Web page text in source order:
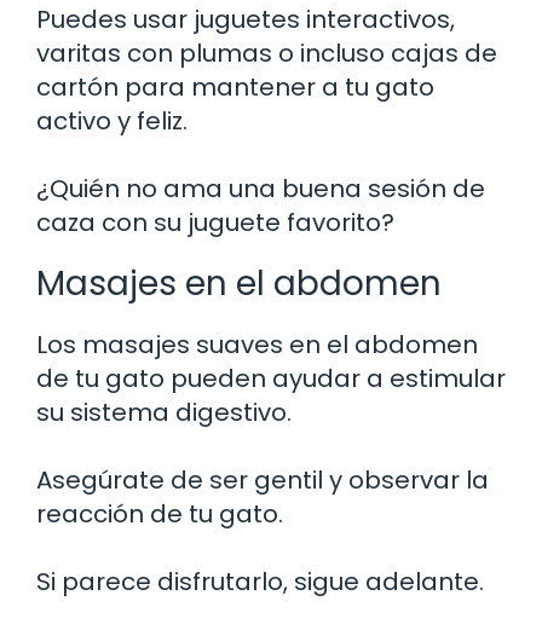
Puedes usar juguetes interactivos,
varitas con plumas o incluso cajas de
cartón para mantener a tu gato
activo y feliz.
¿Quién no ama una buena sesión de
caza con su juguete favorito?
Masajes en el abdomen
Los masajes suaves en el abdomen
de tu gato pueden ayudar a estimular
su sistema digestivo.
Asegúrate de ser gentil y observar la
reacción de tu gato.
Si parece disfrutarlo, sigue adelante.